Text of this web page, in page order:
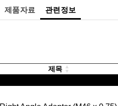
제품자료 관련정보
제목